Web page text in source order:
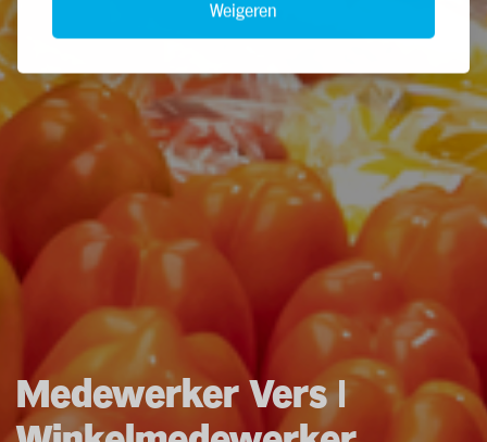
Weigeren
Medewerker Vers |